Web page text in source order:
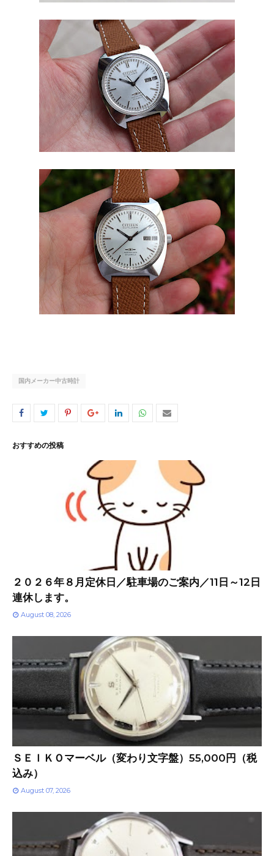
国内メーカー中古時計
おすすめの投稿
２０２６年８月定休日／駐車場のご案内／11日～12日
連休します。
August 08, 2026
ＳＥＩＫＯマーベル（変わり文字盤）55,000円（税
込み）
August 07, 2026